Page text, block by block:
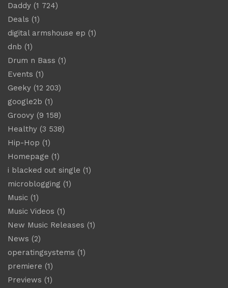
Daddy (1 724)
Deals (1)
digital armshouse ep (1)
dnb (1)
Drum n Bass (1)
Events (1)
Geeky (12 203)
google2b (1)
Groovy (9 158)
Healthy (3 538)
Hip-Hop (1)
Homepage (1)
i blacked out single (1)
microblogging (1)
Music (1)
Music Videos (1)
New Music Releases (1)
News (2)
operatingsystems (1)
premiere (1)
Previews (1)